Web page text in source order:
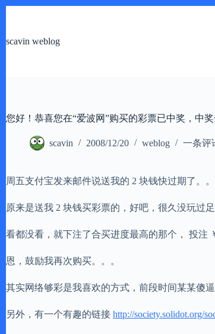
scavin weblog
您好！恭喜您在“爱波网”购买的彩票已中奖，中奖
scavin 2008/12/20 weblog 一条评
周五支付宝发来邮件说送我的 2 块钱快过期了。
原来是送我 2 块钱买彩票的，好吧，很久没玩过
看都没看，就下注了合买进度最高的那个， 投注
恩，鼓励我再次购买。。。
其实网络够彩是我喜欢的方式，前段时间某某傻
另外，有一个有趣的链接 http://society.solidot.org/